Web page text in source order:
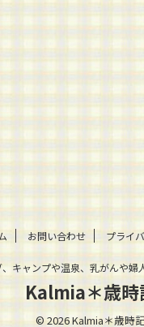
お問い合わせ プライ
、キャンプや温泉、乳がんや
Kalmia＊歳時
© 2026 Kalmia＊歳時